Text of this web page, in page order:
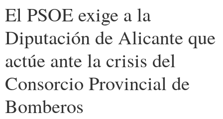
El PSOE exige a la
Diputación de Alicante que
actúe ante la crisis del
Consorcio Provincial de
Bomberos